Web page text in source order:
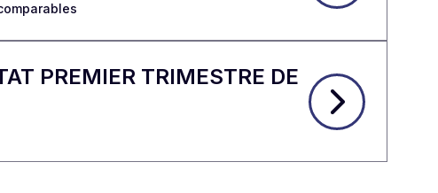
PREMIER TRIMESTRE DE